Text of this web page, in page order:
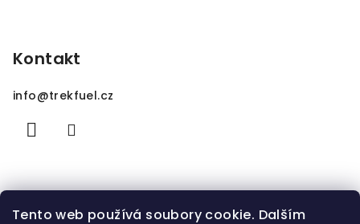
Tento web používá soubory cookie. Dalším
Kontakt
info@trekfuel.cz